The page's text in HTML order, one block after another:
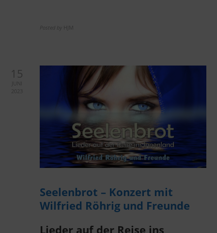
Posted by HJM
15
JUNI
2023
Seelenbrot – Konzert mit
Wilfried Röhrig und Freunde
Lieder auf der Reise ins